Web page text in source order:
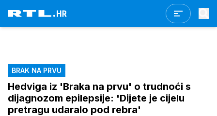
BRAK NA PRVU
Hedviga iz 'Braka na prvu' o trudnoći s
dijagnozom epilepsije: 'Dijete je cijelu
pretragu udaralo pod rebra'